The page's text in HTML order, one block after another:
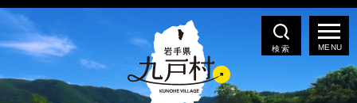
検索